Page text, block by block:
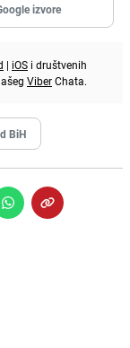
izvore
| iOS i društvenih
ViberChata.
BiH